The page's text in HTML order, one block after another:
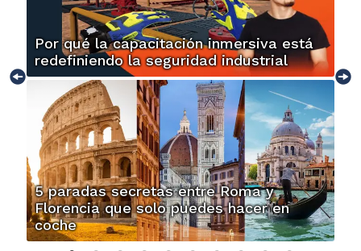
Por qué la capacitación inmersiva está
redefiniendo la seguridad industrial
5 paradas secretas entre Roma y
Florencia que solo puedes hacer en
coche